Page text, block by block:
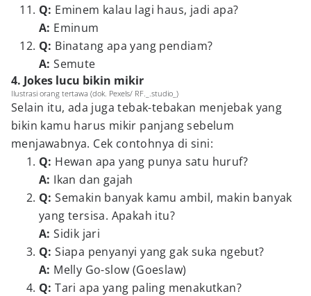
Q: Eminem kalau lagi haus, jadi apa?
A: Eminum
Q: Binatang apa yang pendiam?
A:Semute
4. Jokes lucu bikin mikir
Ilustrasi orang tertawa (dok. Pexels/ RF._.studio_)
Selain itu, ada juga tebak-tebakan menjebak yang
bikin kamu harus mikir panjang sebelum
menjawabnya. Cek contohnya di sini:
Q: Hewan apa yang punya satu huruf?
A: Ikan dan gajah
Q:Semakin banyak kamu ambil, makin banyak
yang tersisa. Apakah itu?
A:Sidik jari
Q:Siapa penyanyi yang gak suka ngebut?
A: Melly Go-slow (Goeslaw)
Q:Tari apa yang paling menakutkan?